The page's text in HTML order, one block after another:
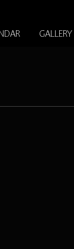
GALLERY